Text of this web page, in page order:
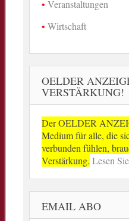
Veranstaltungen
Wirtschaft
OELDER
VERSTÄRKUNG!
Der OELDER
Medium für alle, die
verbunden fühlen,
Verstärkung. Lesen
EMAIL ABO